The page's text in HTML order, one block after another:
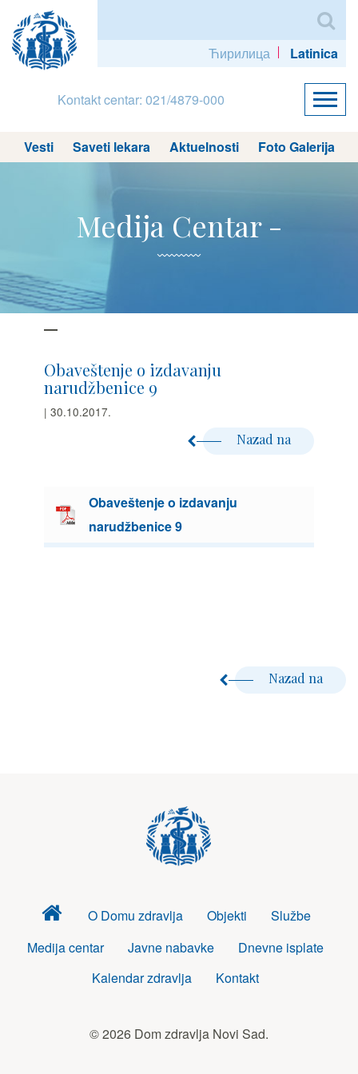
Ћирилица Latinica
Kontakt centar: 021/4879-000
Vesti Saveti lekara Aktuelnosti Foto Galerija
Medija Centar -
Obaveštenje o izdavanju
narudžbenice 9
| 30.10.2017.
Nazad na
Obaveštenje o izdavanju
narudžbenice 9
Nazad na
Dom
zdravlja
O Domu zdravlja Objekti
Službe
Medija centar
Javne nabavke
Dnevne isplate
Kalendar zdravlja
Kontakt
© 2026 Dom zdravlja Novi Sad.